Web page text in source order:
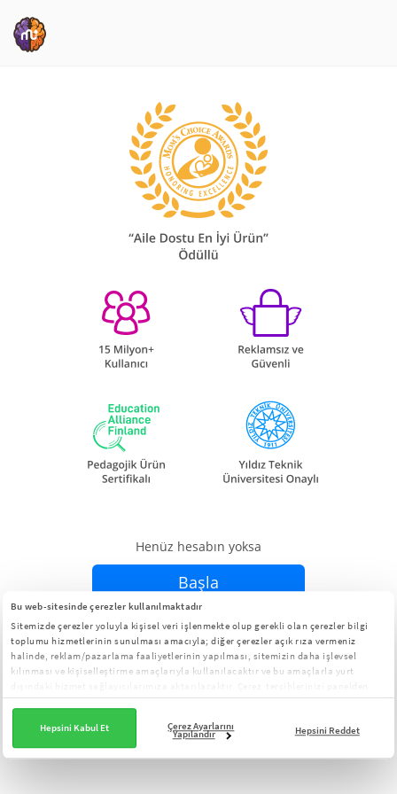
Bu web-sitesinde çerezler kullanılmaktadır
Sitemizde çerezler yoluyla kişisel veri işlenmekte olup gerekli olan çerezler bilgi
toplumu hizmetlerinin sunulması amacıyla; diğer çerezler açık rıza vermeniz
halinde, reklam/pazarlama faaliyetlerinin yapılması, sitemizin daha işlevsel
kılınması ve kişiselleştirme amaçlarıyla kullanılacaktır ve bu amaçlarla yurt
yönetebilirsiniz:Çerez Aydınlatma Metni
Hepsini Kabul Et Çerez Ayarlarını
Yapılandır Hepsini Reddet
Henüz hesabın yoksa
Başla
Zaten hesabın varsaGiriş Yap